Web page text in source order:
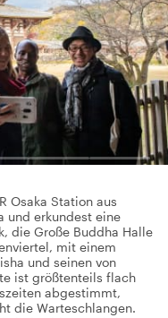
Osaka Station aus
und erkundest eine
die Große Buddha Halle
mit einem
und seinen von
ist größtenteils flach
abgestimmt,
die Warteschlangen.